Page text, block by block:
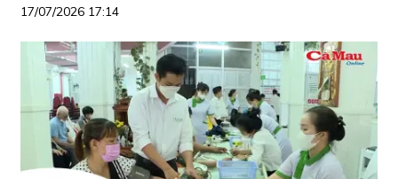
17/07/2026 17:14